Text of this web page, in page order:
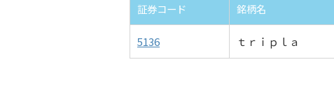
証券コード 銘柄名
5136 ｔｒｉｐｌａ